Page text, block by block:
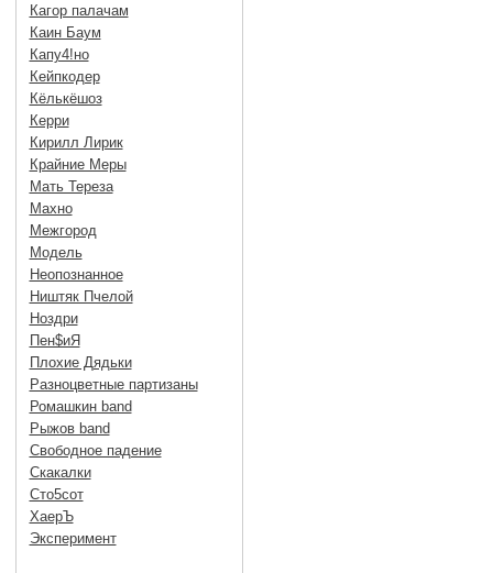
Кагор палачам
Каин Баум
Капу4!но
Кейпкодер
Кёлькёшоз
Керри
Кирилл Лирик
Крайние Меры
Мать Тереза
Махно
Межгород
Модель
Неопознанное
Ништяк Пчелой
Ноздри
Пен$иЯ
Плохие Дядьки
Разноцветные партизаны
Ромашкин band
Рыжов band
Свободное падение
Скакалки
Сто5сот
ХаерЪ
Эксперимент